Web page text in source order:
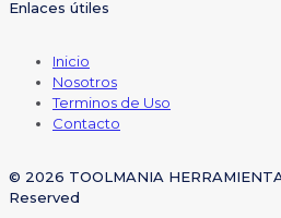
Enlaces útiles
Inicio
Nosotros
Terminos de Uso
Contacto
© 2026 TOOLMANIA
Reserved